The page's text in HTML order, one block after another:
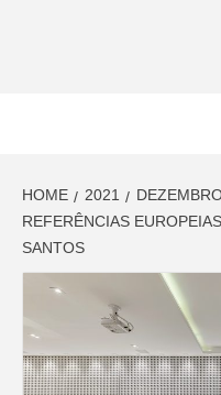
HOME 2021
REFERÊNCIAS
SANTOS